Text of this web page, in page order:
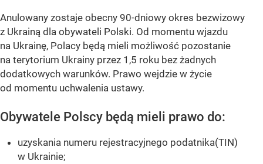
Anulowany zostaje obecny 90-dniowy okres bezwizowy
z Ukrainą dla obywateli Polski. Od momentu wjazdu
na Ukrainę, Polacy będą mieli możliwość pozostanie
na terytorium Ukrainy przez 1,5 roku bez żadnych
dodatkowych warunków. Prawo wejdzie w życie
od momentu uchwalenia ustawy.
Obywatele Polscy będą mieli prawo do:
uzyskania numeru rejestracyjnego podatnika(TIN)
w Ukrainie;